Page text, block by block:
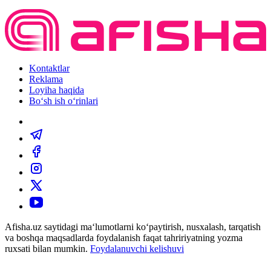
Kontaktlar
Reklama
Loyiha haqida
Bo‘sh ish o‘rinlari
Afisha.uz saytidagi ma‘lumotlarni ko‘paytirish, nusxalash, tarqatish
va boshqa maqsadlarda foydalanish faqat tahririyatning yozma
ruxsati bilan mumkin. Foydalanuvchi kelishuvi